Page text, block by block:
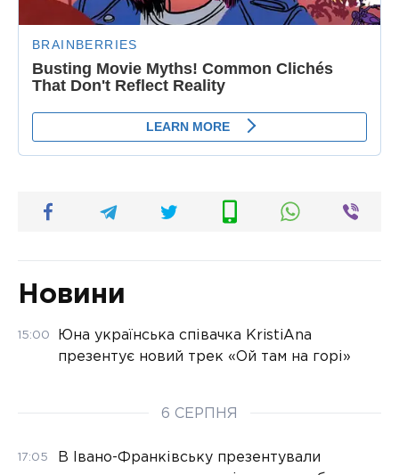
Новини
15:00
Юна українська співачка KristiAna
презентує новий трек «Ой там на горі»
6 СЕРПНЯ
17:05
В Івано-Франківську презентували